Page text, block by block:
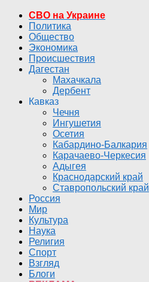
СВО на Украине
Политика
Общество
Экономика
Происшествия
Дагестан
Махачкала
Дербент
Кавказ
Чечня
Ингушетия
Осетия
Кабардино-Балкария
Карачаево-Черкесия
Адыгея
Краснодарский край
Ставропольский край
Россия
Мир
Культура
Наука
Религия
Спорт
Взгляд
Блоги